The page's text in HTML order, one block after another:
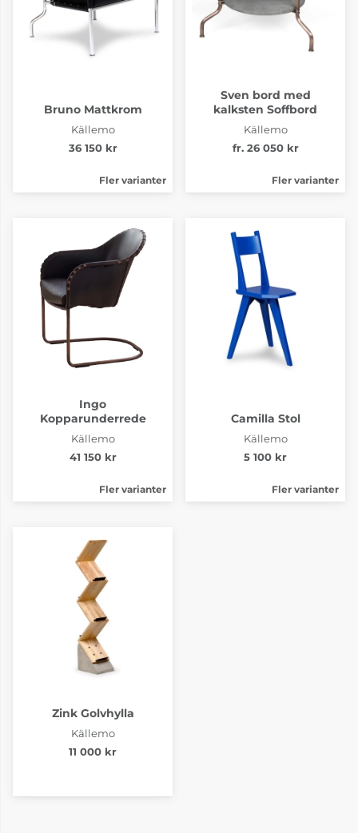
Bruno Mattkrom
Källemo
36 150 kr
Fler varianter
Sven bord med
kalksten Soffbord
Källemo
fr. 26 050 kr
Fler varianter
Ingo
Kopparunderrede
Källemo
41 150 kr
Fler varianter
Camilla Stol
Källemo
5 100 kr
Fler varianter
Zink Golvhylla
Källemo
11 000 kr